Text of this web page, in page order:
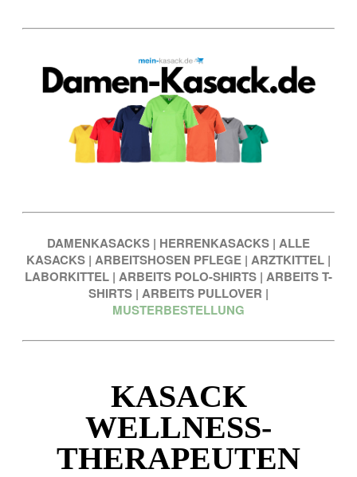
DAMENKASACKS | HERRENKASACKS | ALLE
KASACKS | ARBEITSHOSEN PFLEGE | ARZTKITTEL |
LABORKITTEL | ARBEITS POLO-SHIRTS | ARBEITS T-
SHIRTS | ARBEITS PULLOVER |
MUSTERBESTELLUNG
KASACK
WELLNESS-
THERAPEUTEN